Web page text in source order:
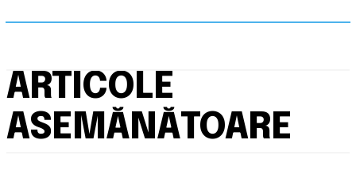
ARTICOLE
ASEMĂNĂTOARE